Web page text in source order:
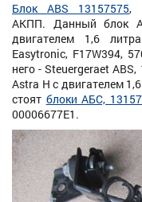
Блок ABS 13157575,
АКПП. Данный блок
двигателем 1,6
Easytronic, F17W394,
него - Steuergeraet
Astra H с двигателем
стоят блоки АБС,
00006677E1.